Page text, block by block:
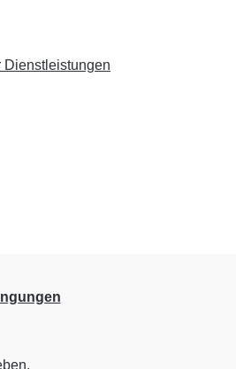
Dienstleistungen